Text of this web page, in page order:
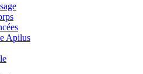
Apilus